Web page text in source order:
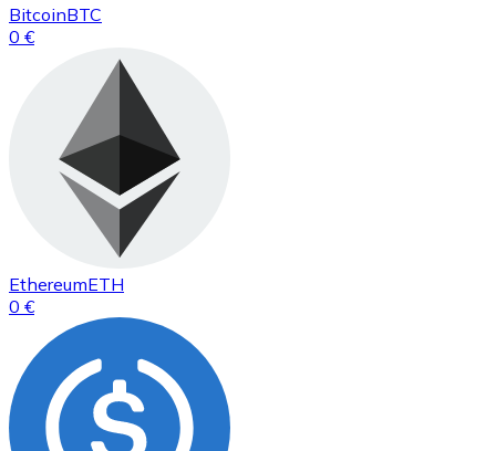
BitcoinBTC
0 €
EthereumETH
0 €